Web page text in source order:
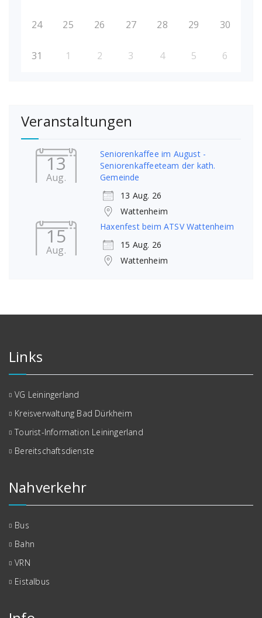
24 25 26 27 28 29 30
31 1 2 3 4 5 6
Veranstaltungen
13
Aug.
Seniorenkaffee im August -
Seniorenkaffeeteam der kath.
Gemeinde
13 Aug. 26
Wattenheim
15
Aug.
Haxenfest beim ATSV Wattenheim
15 Aug. 26
Wattenheim
Links
VG Leiningerland
Kreisverwaltung Bad Dürkheim
Tourist-Information Leiningerland
Bereitschaftsdienste
Nahverkehr
Bus
Bahn
VRN
Eistalbus